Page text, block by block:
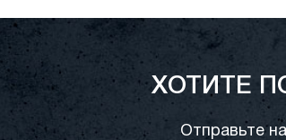
ХОТИТЕ
Отправьте